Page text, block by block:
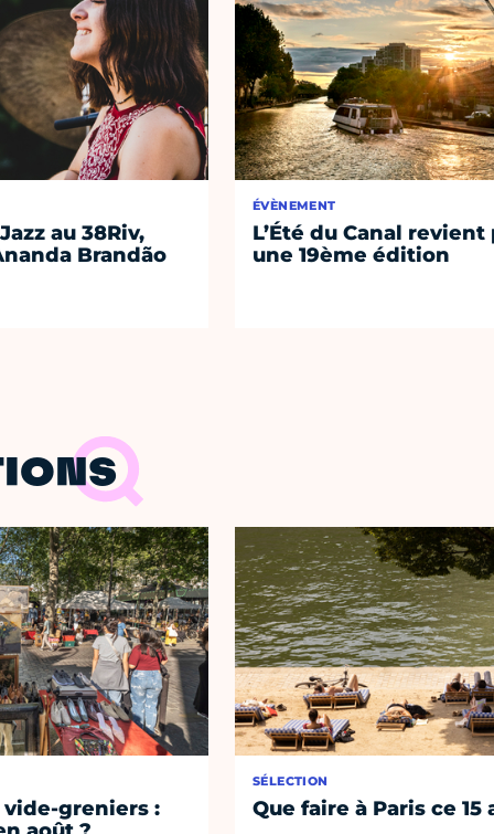
au 38Riv,
Brandão
ÉVÈNEMENT
L’Été du Canal revient
une 19ème édition
greniers :
SÉLECTION
Que faire à Paris ce 15